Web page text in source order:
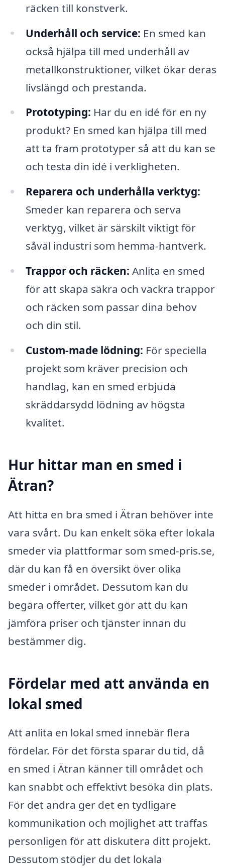
räcken till konstverk.
Underhåll och service: En smed kan
också hjälpa till med underhåll av
metallkonstruktioner, vilket ökar deras
livslängd och prestanda.
Prototyping: Har du en idé för en ny
produkt? En smed kan hjälpa till med
att ta fram prototyper så att du kan se
och testa din idé i verkligheten.
Reparera och underhålla verktyg:
Smeder kan reparera och serva
verktyg, vilket är särskilt viktigt för
såväl industri som hemma-hantverk.
Trappor och räcken: Anlita en smed
för att skapa säkra och vackra trappor
och räcken som passar dina behov
och din stil.
Custom-made lödning: För speciella
projekt som kräver precision och
handlag, kan en smed erbjuda
skräddarsydd lödning av högsta
kvalitet.
Hur hittar man en smed i
Ätran?
Att hitta en bra smed i Ätran behöver inte
vara svårt. Du kan enkelt söka efter lokala
smeder via plattformar som smed-pris.se,
där du kan få en översikt över olika
smeder i området. Dessutom kan du
begära offerter, vilket gör att du kan
jämföra priser och tjänster innan du
bestämmer dig.
Fördelar med att använda en
lokal smed
Att anlita en lokal smed innebär flera
fördelar. För det första sparar du tid, då
en smed i Ätran känner till området och
kan snabbt och effektivt besöka din plats.
För det andra ger det en tydligare
kommunikation och möjlighet att träffas
personligen för att diskutera ditt projekt.
Dessutom stödjer du det lokala